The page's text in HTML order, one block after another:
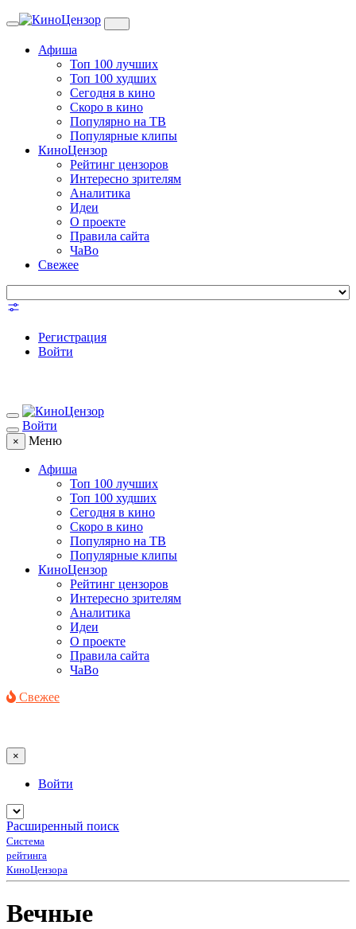
Toggle
Афиша
Топ 100 лучших
Топ 100 худших
Сегодня в кино
Скоро в кино
Популярно на ТВ
Популярные клипы
КиноЦензор
Рейтинг цензоров
Интересно зрителям
Аналитика
Идеи
О проекте
Правила сайта
ЧаВо
Свежее
Регистрация
Войти
Войти
× Меню
Афиша
Топ 100 лучших
Топ 100 худших
Сегодня в кино
Скоро в кино
Популярно на ТВ
Популярные клипы
КиноЦензор
Рейтинг цензоров
Интересно зрителям
Аналитика
Идеи
О проекте
Правила сайта
ЧаВо
Свежее
×
Войти
Расширенный поиск
Система
рейтинга
КиноЦензора
Вечные